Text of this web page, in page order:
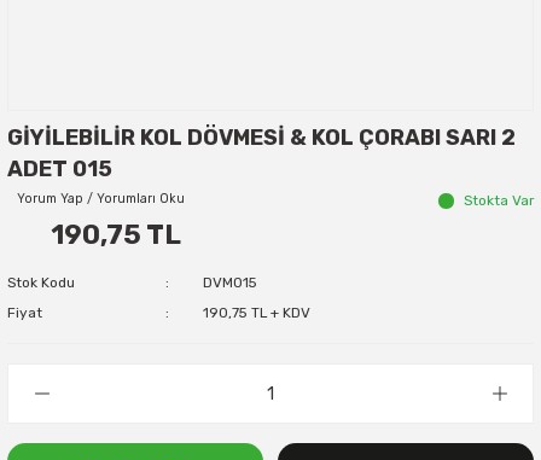
GİYİLEBİLİR KOL DÖVMESİ & KOL ÇORABI SARI 2
ADET 015
Yorum Yap / Yorumları Oku Stokta Var
190,75 TL
Stok Kodu
DVM015
Fiyat
190,75 TL + KDV